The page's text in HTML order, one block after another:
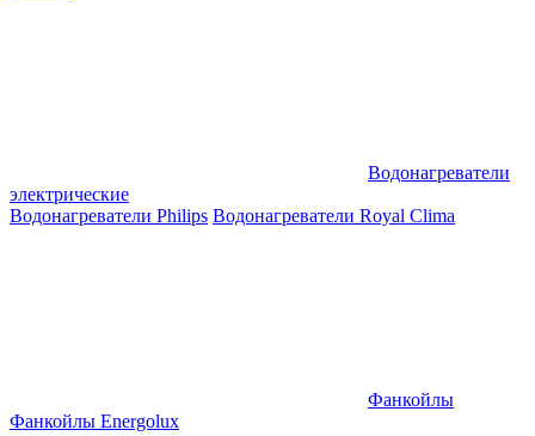
Водонагреватели
электрические
Водонагреватели Philips Водонагреватели Royal Clima
Фанкойлы
Фанкойлы Energolux